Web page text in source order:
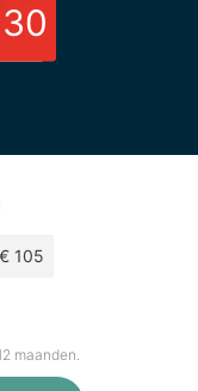
30
€ 105
maanden.